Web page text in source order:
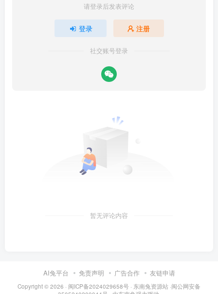
请登录后发表评论
登录 注册
社交账号登录
暂无评论内容
AI兔平台 免责声明 广告合作 友链申请
Copyright © 2026 · 闽ICP备2024029658号 · 东南兔资源站 ·闽公网安备